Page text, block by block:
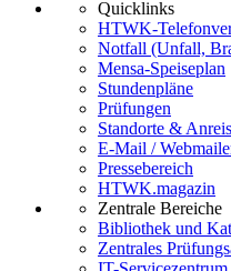
Quicklinks
HTWK-
Notfall (Unfall,
Mensa-Speiseplan
Stundenpläne
Prüfungen
Standorte &
E-Mail /
Pressebereich
HTWK.magazin
Zentrale Bereiche
Bibliothek und
Zentrales